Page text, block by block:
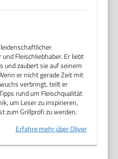
Fleischliebhaber. Er liebt
und zaubert sie auf seinem
er nicht gerade Zeit mit
verbringt, teilt er
rund um Fleischqualität
um Leser zu inspirieren,
zum Grillprofi zu werden.
Erfahre mehr über Oliver